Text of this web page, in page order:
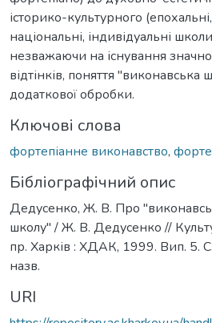
історико-культурного
національні, індивідуальні
незважаючи на існування
відтінків, поняття "виконавська
додаткової обробки.
Ключові слова
фортепіанне виконавство,
Бібліографічний опис
Дедусенко, Ж. В. Про
школу" / Ж. В. Дедусенко //
пр. Харків : ХДАК, 1999. Вип. 5.
назв.
URI